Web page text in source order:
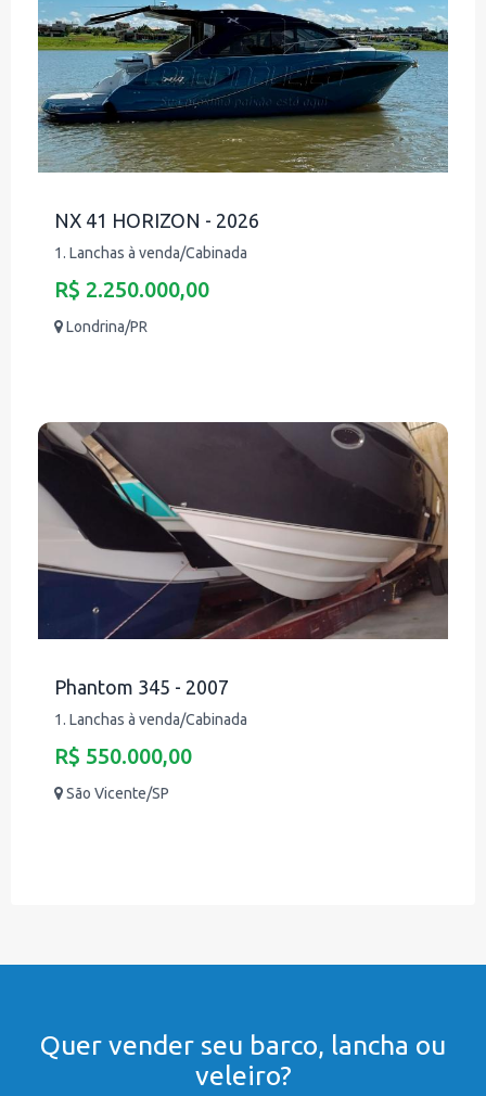
NX 41 HORIZON - 2026
1. Lanchas à venda/Cabinada
R$ 2.250.000,00
Londrina/PR
Phantom 345 - 2007
1. Lanchas à venda/Cabinada
R$ 550.000,00
São Vicente/SP
Quer vender seu barco, lancha ou
veleiro?